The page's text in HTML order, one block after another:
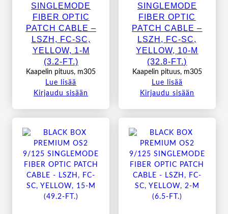
SINGLEMODE
FIBER OPTIC
PATCH CABLE –
LSZH, FC-SC,
YELLOW, 1-M
(3.2-FT.)
Kaapelin pituus, m305
Lue lisää
Kirjaudu sisään
SINGLEMODE
FIBER OPTIC
PATCH CABLE –
LSZH, FC-SC,
YELLOW, 10-M
(32.8-FT.)
Kaapelin pituus, m305
Lue lisää
Kirjaudu sisään